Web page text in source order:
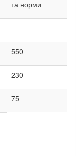
та норми
550
230
75